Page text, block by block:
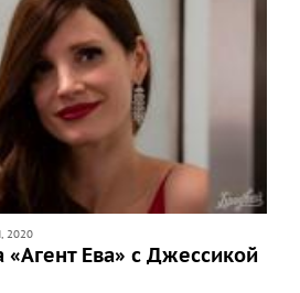
2020
Ева» с Джессикой